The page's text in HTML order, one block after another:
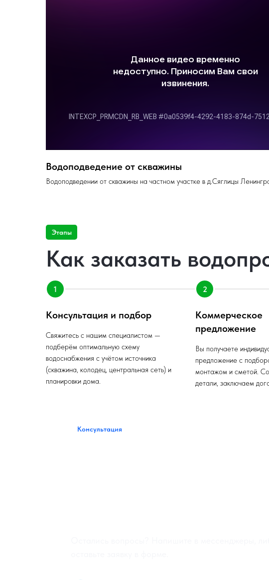
Водоподведение от скважины
Водоподведении от скважины на частном участке в д.Сяглицы
Как заказать
Этапы
Консультация и подбор
Свяжитесь с нашим специалистом —
подберём оптимальную схему
водоснабжения с учётом источника
(скважина, колодец, центральная сеть) и
планировки дома.
Коммерческое
предложение
Вы получаете
предложение с
монтажом и сметой.
детали, заключаем
Консультация